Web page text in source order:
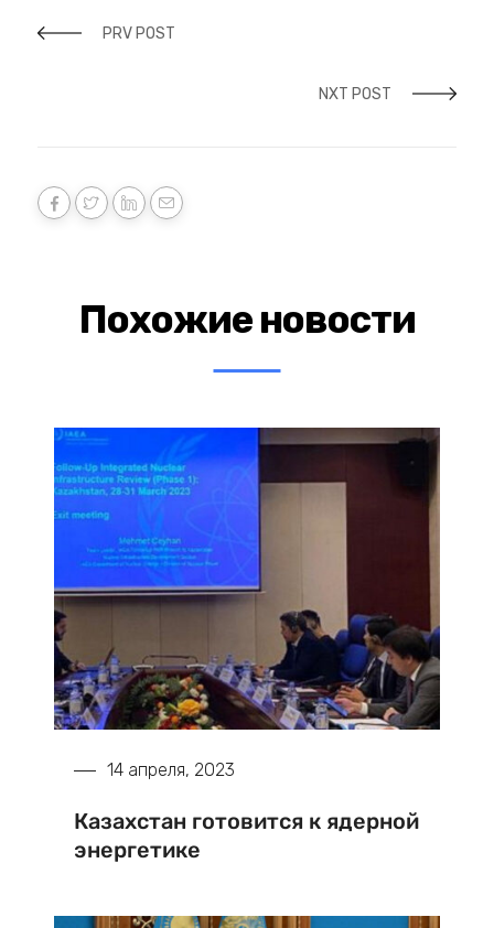
PRV POST
NXT POST
Похожие новости
14 апреля, 2023
Казахстан готовится к ядерной
энергетике